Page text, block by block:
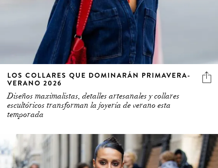
LOS COLLARES QUE DOMINARÁN PRIMAVERA-
VERANO 2026
Diseños maximalistas, detalles artesanales y collares
escultóricos transforman la joyería de verano esta
temporada